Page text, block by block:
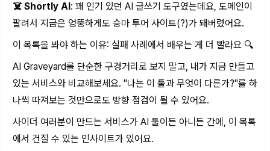
☠️ Shortly AI: 꽤 인기 있던 AI 글쓰기 도구였는데요, 도메인이
팔려서 지금은 엉뚱하게도 승마 투어 사이트(?)가 돼버렸어요.
이 목록을 봐야 하는 이유: 실패 사례에서 배우는 게 더 빨라요 🔍
AI Graveyard를 단순한 구경거리로 보지 말고, 내가 지금 만들고
있는 서비스와 비교해보세요. "나는 이 툴과 무엇이 다른가?"를 하
나씩 따져보는 것만으로도 방향 점검이 될 수 있어요.
사이더 여러분이 만드는 서비스가 AI 툴이든 아니든 간에, 이 목록
에서 건질 수 있는 인사이트가 있어요.